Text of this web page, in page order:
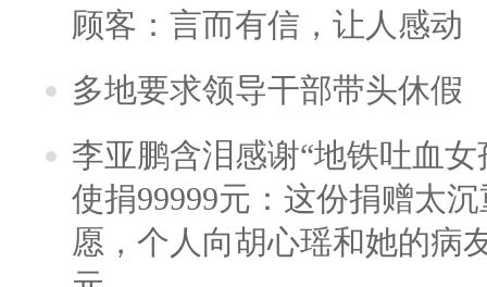
顾客：言而有信，让人感动
多地要求领导干部带头休假
李亚鹏含泪感谢“地铁吐血
使捐99999元：这份捐赠太
愿，个人向胡心瑶和她的病